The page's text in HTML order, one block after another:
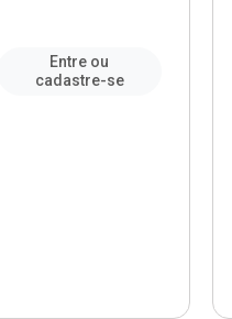
Entre ou
cadastre-se